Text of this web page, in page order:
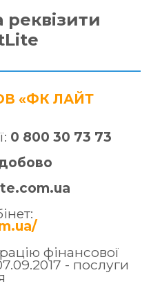
реквізити
«ФК ЛАЙТ
0 800 30 73 73
фінансової
- послуги